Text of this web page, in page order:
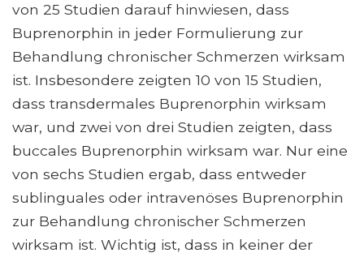
von 25 Studien darauf hinwiesen, dass
Buprenorphin in jeder Formulierung zur
Behandlung chronischer Schmerzen wirksam
ist. Insbesondere zeigten 10 von 15 Studien,
dass transdermales Buprenorphin wirksam
war, und zwei von drei Studien zeigten, dass
buccales Buprenorphin wirksam war. Nur eine
von sechs Studien ergab, dass entweder
sublinguales oder intravenöses Buprenorphin
zur Behandlung chronischer Schmerzen
wirksam ist. Wichtig ist, dass in keiner der